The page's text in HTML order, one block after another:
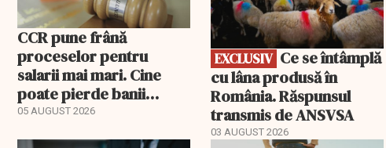
CCR pune frână
proceselor pentru
salarii mai mari. Cine
poate pierde banii
ceruți statului
05 AUGUST 2026
EXCLUSIV
cu lâna produsă în
România. Răspunsul
transmis de ANSVSA
03 AUGUST 2026